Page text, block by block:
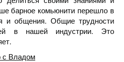
барное комьюнити перешло в
и общения. Общие трудности
в нашей индустрии. Это
с Владом